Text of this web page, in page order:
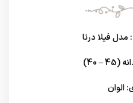
مدل فیلا درنا
– 40)
الوان